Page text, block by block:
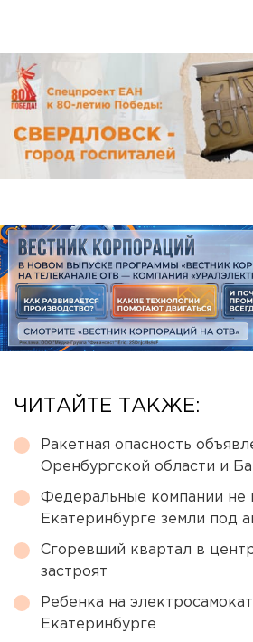
ЧИТАЙТЕ ТАКЖЕ:
Ракетная опасность
Оренбургской области и
Федеральные компании не
Екатеринбурге земли под
Сгоревший квартал в
застроят
Ребенка на
Екатеринбурге